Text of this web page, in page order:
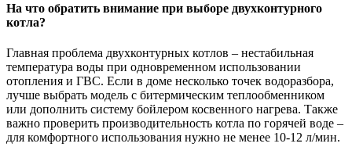
На что обратить внимание при выборе двухконтурного
котла?
Главная проблема двухконтурных котлов – нестабильная
температура воды при одновременном использовании
отопления и ГВС. Если в доме несколько точек водоразбора,
лучше выбрать модель с битермическим теплообменником
или дополнить систему бойлером косвенного нагрева. Также
важно проверить производительность котла по горячей воде –
для комфортного использования нужно не менее 10-12 л/мин.